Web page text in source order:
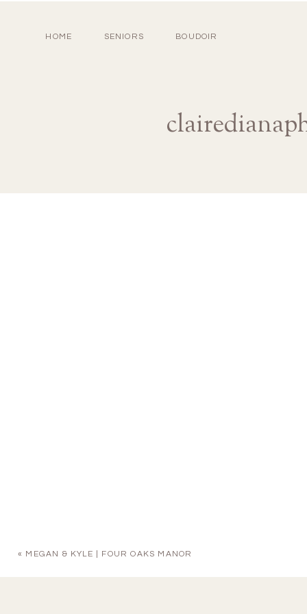
HOME SENIORS BOUDOIR
« MEGAN & KYLE | FOUR OAKS MANOR